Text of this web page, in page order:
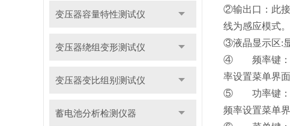
变压器容量特性测试仪
变压器绕组变形测试仪
变压器变比组别测试仪
蓄电池分析检测仪器
②输出口：此接
线为感应模式。
③液晶显示区:
④ 频率键：此
率设置菜单界
⑤ 功率键：此
频率设置菜单